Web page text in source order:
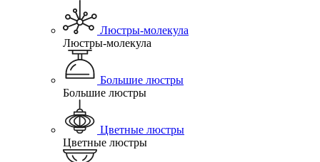
Люстры-молекула
Люстры-молекула
Большие люстры
Большие люстры
Цветные люстры
Цветные люстры